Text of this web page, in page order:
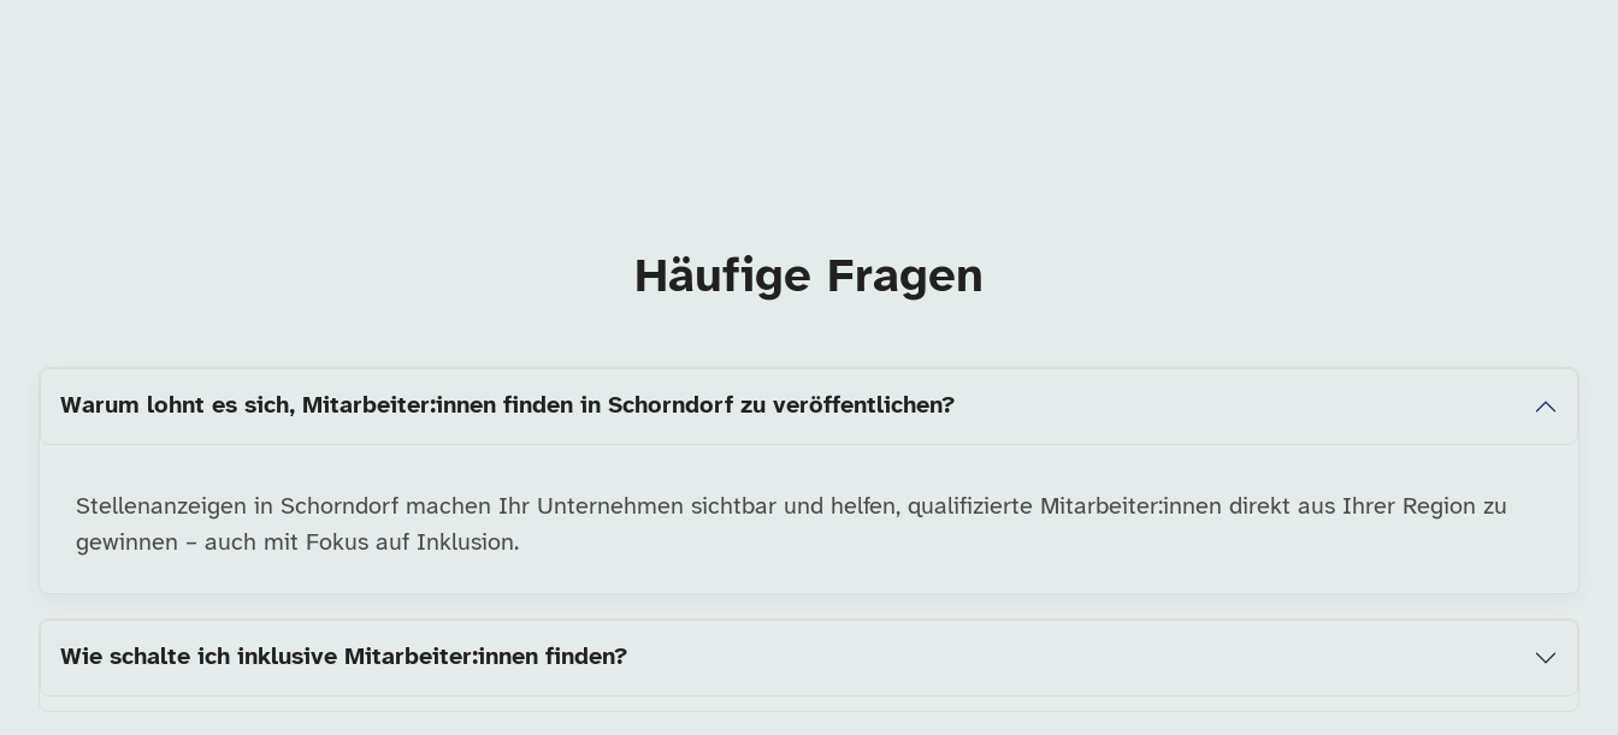
Häufige Fragen
Warum lohnt es sich, Mitarbeiter:innen finden in Schorndorf zu veröffentlichen?
Stellenanzeigen in Schorndorf machen Ihr Unternehmen sichtbar und helfen, qualifizierte Mitarbeiter:innen direkt aus Ihrer Region zu
gewinnen – auch mit Fokus auf Inklusion.
Wie schalte ich inklusive Mitarbeiter:innen finden?